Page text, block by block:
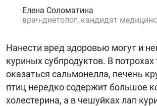
Елена Соломатина
врач-диетолог, кандидат
Нанести вред здоровью могут и
куриных субпродуктов. В
оказаться сальмонелла, печень
птиц нередко содержит большое
холестерина, а в чешуйках лап